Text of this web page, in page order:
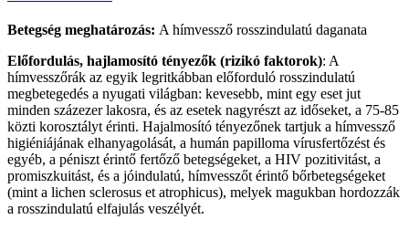
Betegség meghatározás: A hímvessző rosszindulatú daganata
Előfordulás, hajlamosító tényezők (rizikó faktorok): A
hímvesszőrák az egyik legritkábban előforduló rosszindulatú
megbetegedés a nyugati világban: kevesebb, mint egy eset jut
minden százezer lakosra, és az esetek nagyrészt az időseket, a 75-85
közti korosztályt érinti. Hajalmosító tényezőnek tartjuk a hímvessző
higiéniájának elhanyagolását, a humán papilloma vírusfertőzést és
egyéb, a péniszt érintő fertőző betegségeket, a HIV pozitivitást, a
promiszkuitást, és a jóindulatú, hímvesszőt érintő bőrbetegségeket
(mint a lichen sclerosus et atrophicus), melyek magukban hordozzák
a rosszindulatú elfajulás veszélyét.